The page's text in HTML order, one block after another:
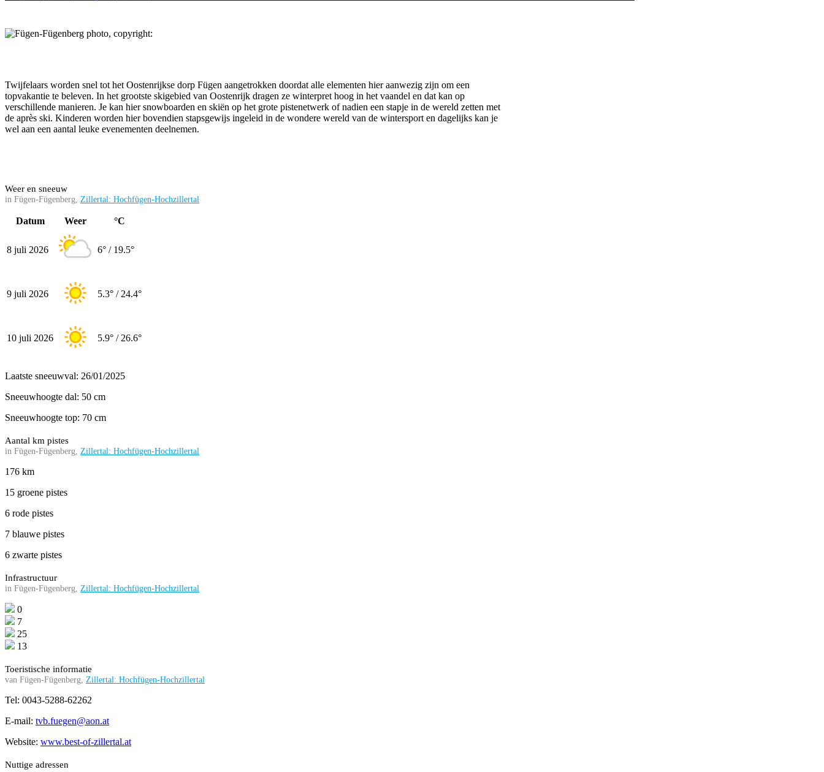
Twijfelaars worden snel tot het Oostenrijkse dorp Fügen aangetrokken doordat alle elementen hier aanwezig zijn om een
topvakantie te beleven. In het grootste skigebied van Oostenrijk dragen ze winterpret hoog in het vaandel en dat kan op
verschillende manieren. Je kan hier snowboarden en skiën op het grote pistenetwerk of nadien een stapje in de wereld zetten met
de après ski. Kinderen worden hier bovendien stapsgewijs ingeleid in de wondere wereld van de wintersport en dagelijks kan je
wel aan een aantal leuke evenementen deelnemen.
Weer en sneeuw
in Fügen-Fügenberg, Zillertal: Hochfügen-Hochzillertal
Datum Weer °C
8 juli 2026 6° / 19.5°
9 juli 2026 5.3° / 24.4°
10 juli 2026 5.9° / 26.6°
Laatste sneeuwval: 26/01/2025
Sneeuwhoogte dal: 50 cm
Sneeuwhoogte top: 70 cm
Aantal km pistes
in Fügen-Fügenberg, Zillertal: Hochfügen-Hochzillertal
176 km
15 groene pistes
6 rode pistes
7 blauwe pistes
6 zwarte pistes
Infrastructuur
in Fügen-Fügenberg, Zillertal: Hochfügen-Hochzillertal
0
7
25
13
Toeristische informatie
van Fügen-Fügenberg, Zillertal: Hochfügen-Hochzillertal
Tel: 0043-5288-62262
E-mail: tvb.fuegen@aon.at
Website: www.best-of-zillertal.at
Nuttige adressen